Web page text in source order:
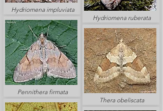
Hydriomena impluviata
Pennithera firmata
Hydriomena ruberata
Thera obeliscata